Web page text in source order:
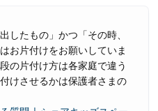
したもの」かつ「その時、
お片付けをお願いしていま
の片付け方は各家庭で違う
けさせるかは保護者さまの